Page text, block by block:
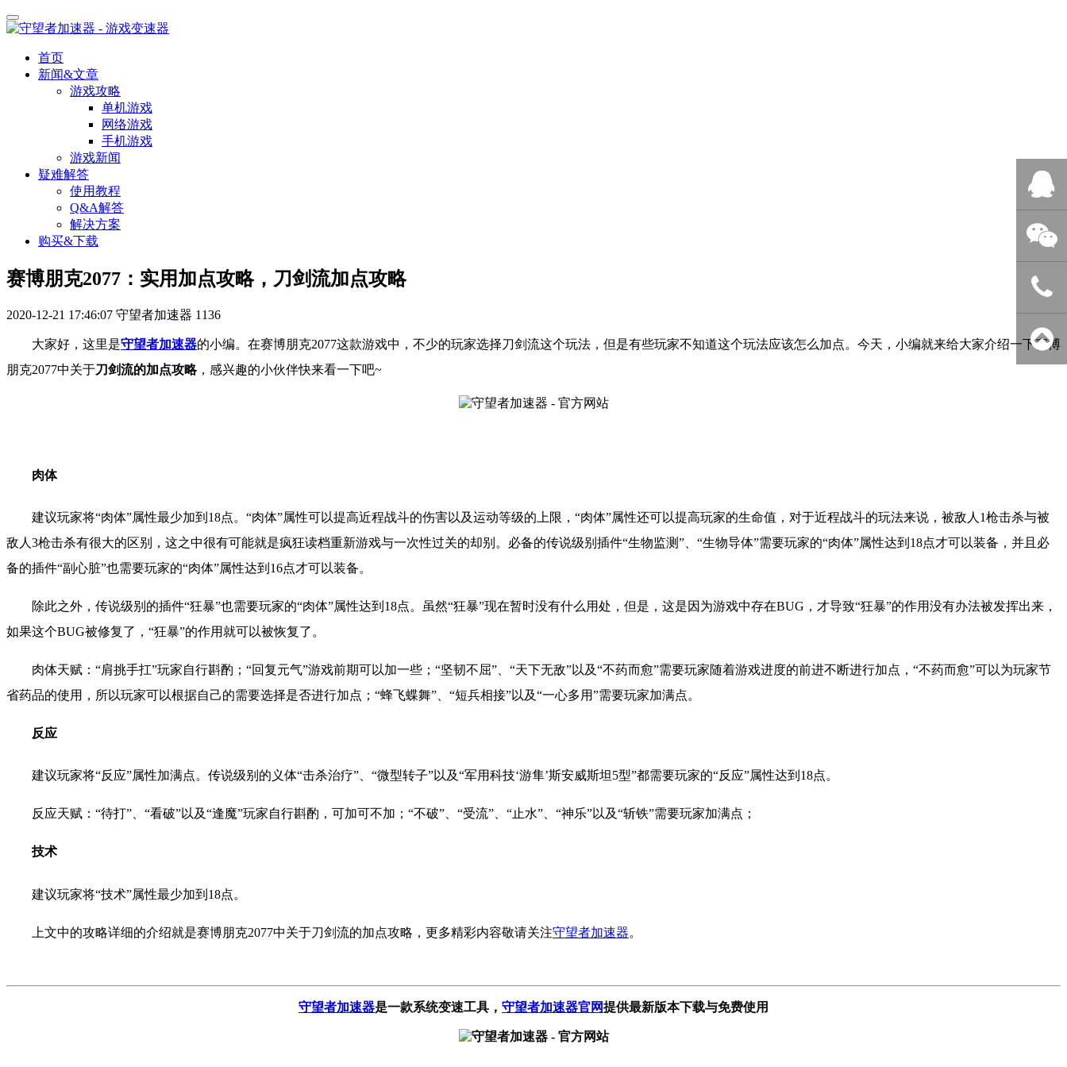
首页
新闻&文章
游戏攻略
单机游戏
网络游戏
手机游戏
游戏新闻
疑难解答
使用教程
Q&A解答
解决方案
购买&下载
赛博朋克2077：实用加点攻略，刀剑流加点攻略
2020-12-21 17:46:07 守望者加速器 1136
大家好，这里是守望者加速器的小编。 在赛博朋克2077这款游戏中，不少的玩家选择刀剑流这个玩法，但是有些玩家不知道这个玩法应该怎么加点。 今天，小编就来给大家介绍一下赛博
朋克2077中关于刀剑流的加点攻略， 感兴趣的小伙伴快来看一下吧~
肉体
建议玩家将“肉体”属性最少加到18点。“肉体”属性可以提高近程战斗的伤害以及运动等级的上限，“肉体”属性还可以提高玩家的生命值，对于近程战斗的玩法来说，被敌人1枪击杀与被
敌人3枪击杀有很大的区别，这之中很有可能就是疯狂读档重新游戏与一次性过关的却别。必备的传说级别插件“生物监测”、“生物导体”需要玩家的“肉体”属性达到18点才可以装备，并且必
备的插件“副心脏”也需要玩家的“肉体”属性达到16点才可以装备。
除此之外，传说级别的插件“狂暴”也需要玩家的“肉体”属性达到18点。虽然“狂暴”现在暂时没有什么用处，但是，这是因为游戏中存在BUG，才导致“狂暴”的作用没有办法被发挥出来，
如果这个BUG被修复了，“狂暴”的作用就可以被恢复了。
肉体天赋：“肩挑手扛”玩家自行斟酌；“回复元气”游戏前期可以加一些；“坚韧不屈”、“天下无敌”以及“不药而愈”需要玩家随着游戏进度的前进不断进行加点，“不药而愈”可以为玩家节
省药品的使用，所以玩家可以根据自己的需要选择是否进行加点；“蜂飞蝶舞”、“短兵相接”以及“一心多用”需要玩家加满点。
反应
建议玩家将“反应”属性加满点。传说级别的义体“击杀治疗”、“微型转子”以及“军用科技‘游隼’斯安威斯坦5型”都需要玩家的“反应”属性达到18点。
反应天赋：“待打”、“看破”以及“逢魔”玩家自行斟酌，可加可不加；“不破”、“受流”、“止水”、“神乐”以及“斩铁”需要玩家加满点；
技术
建议玩家将“技术”属性最少加到18点。
上文中的攻略详细的介绍就是赛博朋克2077中关于刀剑流的加点攻略，更多精彩内容敬请关注守望者加速器。
守望者加速器是一款系统变速工具 ， 守望者加速器官网提供最新版本下载与免费使用
QQ客服
微信客服
400-838-